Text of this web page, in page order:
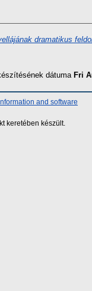
dramatikus
dátuma Fri
and software
keretében készült.